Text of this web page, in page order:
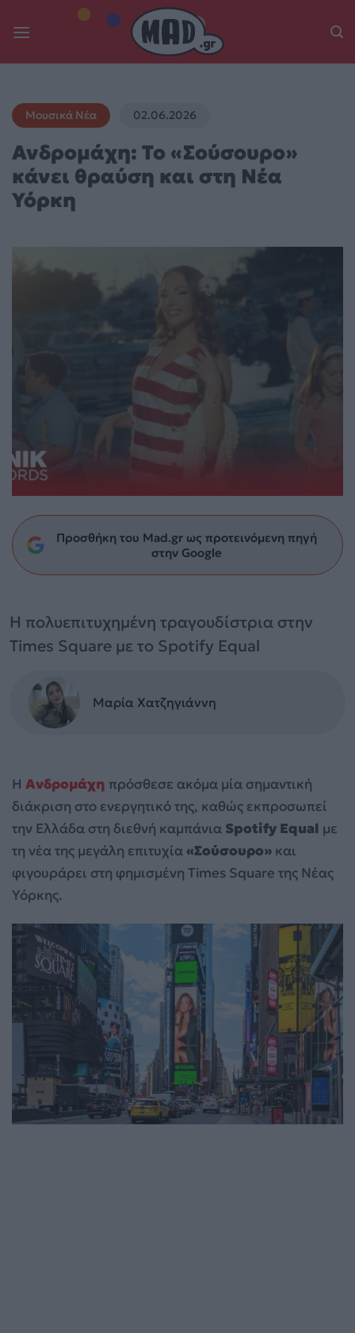
Μουσικά Νέα 02.06.2026
Ανδρομάχη: Το «Σούσουρο»
κάνει θραύση και στη Νέα
Υόρκη
Προσθήκη του Mad.gr ως προτεινόμενη πηγή
στην Google
Η πολυεπιτυχημένη τραγουδίστρια στην
Times Square με το Spotify Equal
Μαρία Χατζηγιάννη
Η Ανδρομάχη πρόσθεσε ακόμα μία σημαντική
διάκριση στο ενεργητικό της, καθώς εκπροσωπεί
την Ελλάδα στη διεθνή καμπάνια Spotify Equal με
τη νέα της μεγάλη επιτυχία«Σούσουρο» και
φιγουράρει στη φημισμένη Times Square της Νέας
Υόρκης.